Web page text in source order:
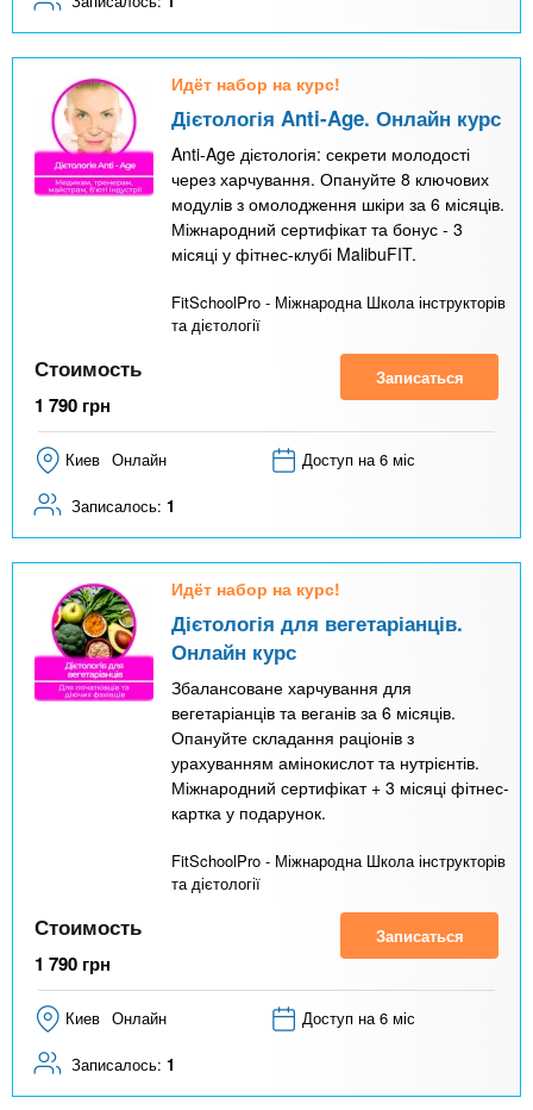
Идёт набор на курс!
Дієтологія Anti-Age. Онлайн курс
Anti-Age дієтологія: секрети молодості
через харчування. Опануйте 8 ключових
модулів з омолодження шкіри за 6 місяців.
Міжнародний сертифікат та бонус - 3
місяці у фітнес-клубі MalibuFIT.
FitSchoolPro - Міжнародна Школа інструкторів
та дієтології
Стоимость
1 790 грн
Записаться
Киев Онлайн Доступ на 6 міс
Записалось: 1
Идёт набор на курс!
Дієтологія для вегетаріанців.
Онлайн курс
Збалансоване харчування для
вегетаріанців та веганів за 6 місяців.
Опануйте складання раціонів з
урахуванням амінокислот та нутрієнтів.
Міжнародний сертифікат + 3 місяці фітнес-
картка у подарунок.
FitSchoolPro - Міжнародна Школа інструкторів
та дієтології
Стоимость
1 790 грн
Записаться
Киев Онлайн Доступ на 6 міс
Записалось: 1